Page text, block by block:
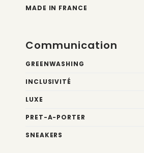
MADE IN FRANCE
Communication
GREENWASHING
INCLUSIVITÉ
LUXE
PRET-A-PORTER
SNEAKERS